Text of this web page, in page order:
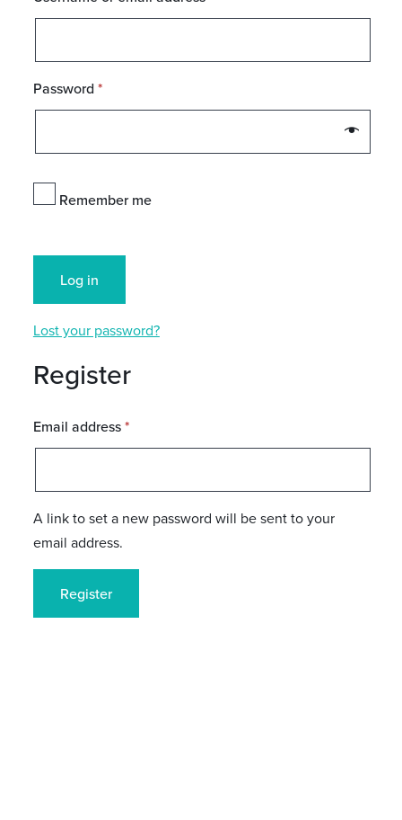
Password *Required
Remember me
Log in
Lost your password?
Register
Email address*Required
A link to set a new password will be sent to your
email address.
Register